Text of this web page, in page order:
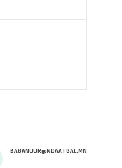
BAGANUUR@NDAATGAL.MN